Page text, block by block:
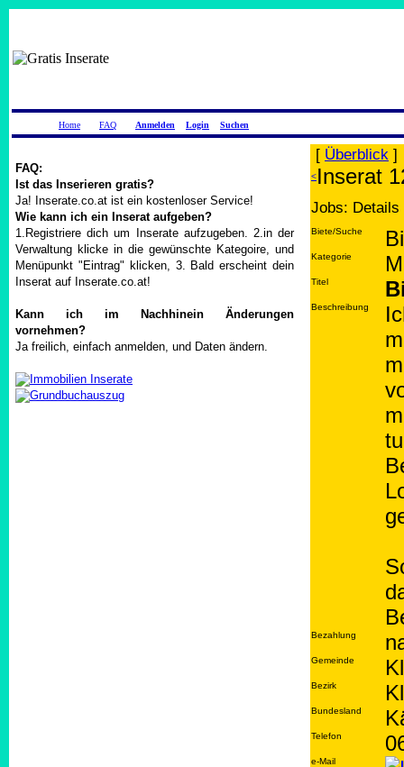
Home FAQ Anmelden Login Suchen
FAQ:
Ist das Inserieren gratis?
Ja! Inserate.co.at ist ein kostenloser Service!
Wie kann ich ein Inserat aufgeben?
1.Registriere dich um Inserate aufzugeben. 2.in der
Verwaltung klicke in die gewünschte Kategoire, und
Menüpunkt "Eintrag" klicken, 3. Bald erscheint dein
Inserat auf Inserate.co.at!
Kann ich im Nachhinein Änderungen
vornehmen?
Ja freilich, einfach anmelden, und Daten ändern.
[ Überblick
<Inserat
Jobs: Details
Biete/Suche
Kategorie
Titel
Beschreibung
Bezahlung
Gemeinde
Bezirk
Bundesland
Telefon
e-Mail